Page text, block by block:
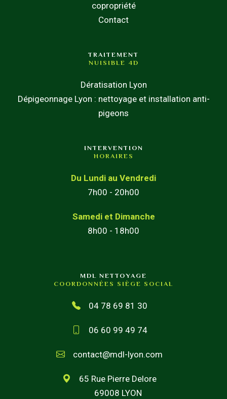
copropriété
Contact
TRAITEMENT
NUISIBLE 4D
Dératisation Lyon
Dépigeonnage Lyon : nettoyage et installation anti-
pigeons
INTERVENTION
HORAIRES
Du Lundi au Vendredi
7h00 - 20h00
Samedi et Dimanche
8h00 - 18h00
MDL NETTOYAGE
COORDONNÉES SIÈGE SOCIAL
04 78 69 81 30
06 60 99 49 74
contact@mdl-lyon.com
65 Rue Pierre Delore
69008 LYON